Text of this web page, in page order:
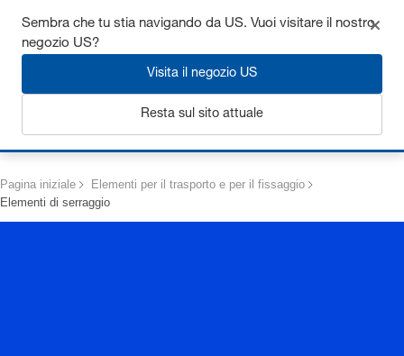
Ottieni fino al 7% di sconto - clicca qui per saperne di più
Pagina iniziale
Elementi per il trasporto e per il fissaggio
Elementi di serraggio
Sembra che tu stia navigando da US. Vuoi visitare il nostro
negozio US?
Visita il negozio US
Resta sul sito attuale